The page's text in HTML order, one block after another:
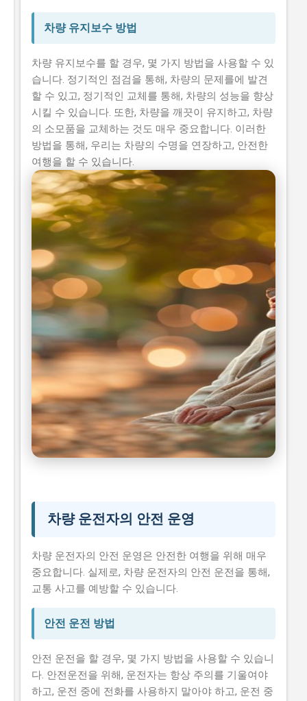
차량 유지보수 방법
차량 유지보수를 할 경우, 몇 가지 방법을 사용할 수 있
습니다. 정기적인 점검을 통해, 차량의 문제를에 발견
할 수 있고, 정기적인 교체를 통해, 차량의 성능을 향상
시킬 수 있습니다. 또한, 차량을 깨끗이 유지하고, 차량
의 소모품을 교체하는 것도 매우 중요합니다. 이러한
방법을 통해, 우리는 차량의 수명을 연장하고, 안전한
여행을 할 수 있습니다.
차량 운전자의 안전 운영
차량 운전자의 안전 운영은 안전한 여행을 위해 매우
중요합니다. 실제로, 차량 운전자의 안전 운전을 통해,
교통 사고를 예방할 수 있습니다.
안전 운전 방법
안전 운전을 할 경우, 몇 가지 방법을 사용할 수 있습니
다. 안전운전을 위해, 운전자는 항상 주의를 기울여야
하고, 운전 중에 전화를 사용하지 말아야 하고, 운전 중